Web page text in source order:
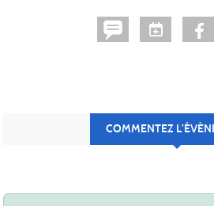
COMMENTEZ